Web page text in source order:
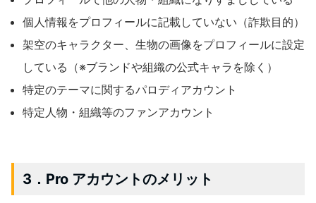
個人情報をプロフィールに記載していない（詐欺目的）
架空のキャラクター、生物の画像をプロフィールに設定
している（※ブランドや組織の公式キャラを除く）
特定のテーマに関するパロディアカウント
特定人物・組織等のファンアカウント
3．Pro アカウントのメリット